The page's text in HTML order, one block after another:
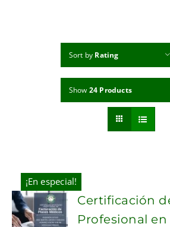
Sort by Rating
Show 24 Products
¡En especial!
ADD TO
CART
Certificación
Profesional